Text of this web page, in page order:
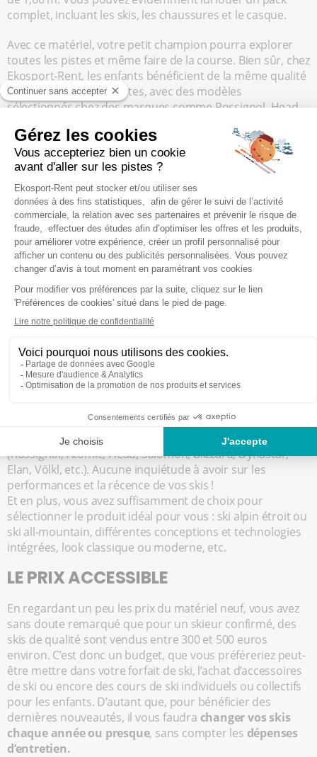
complet, incluant les skis, les chaussures et le casque.
Avec ce matériel, votre petit champion pourra explorer
toutes les pistes et même faire de la course. Bien sûr, chez
Ekosport-Rent, les enfants bénéficient de la même qualité
de ski que chez les adultes, avec des modèles
sélectionnés chez des marques comme Rossignol, Head,
LES AVANTAGES DE LA
LOCATION POUR SKIEUR
CONFIRMÉ AVEC EKOSPORT-
RENT
Qu’importe le type de skis que vous cherchez (alpin,
freestyle, freeride, randonnée, etc.), la location en ligne a
tous les avantages. Voici plus précisément les bonnes
raisons de louer vos skis noirs avec Ekosport-Rent.
LE CHOIX ET LA QUALITÉ
En tant que skieur au niveau confirmé, vous êtes
sûrement assez pointilleux sur la qualité du matériel.
régulièrement entretenus, remplacés chaque
et sélectionnés auprès des
marques de référence
(Rossignol, Atomic, Head, Salomon, Blizzard, Dynastar,
Elan, Völkl, etc.). Aucune inquiétude à avoir sur les
performances et la récence de vos skis !
Et en plus, vous avez suffisamment de choix pour
sélectionner le produit idéal pour vous : ski alpin étroit ou
ski all-mountain, différentes conceptions et technologies
intégrées, look classique ou moderne, etc.
LE PRIX ACCESSIBLE
En regardant un peu les prix du matériel neuf, vous avez
sans doute remarqué que pour un skieur confirmé, des
skis de qualité sont vendus entre 300 et 500 euros
environ. C’est donc un budget, que vous préféreriez peut-
être mettre dans votre forfait de ski, l’achat d’accessoires
de ski ou encore des cours de ski individuels ou collectifs
pour les enfants. D’autant que, pour bénéficier des
dernières nouveautés, il vous faudra changer vos skis
chaque année ou presque, sans compter les dépenses
d’entretien.